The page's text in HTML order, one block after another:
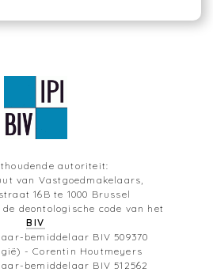
autoriteit:
van Vastgoedmakelaars,
16B te 1000 Brussel
deontologische code van het
BIV
bemiddelaar BIV 509370
- Corentin Houtmeyers
bemiddelaar BIV 512562